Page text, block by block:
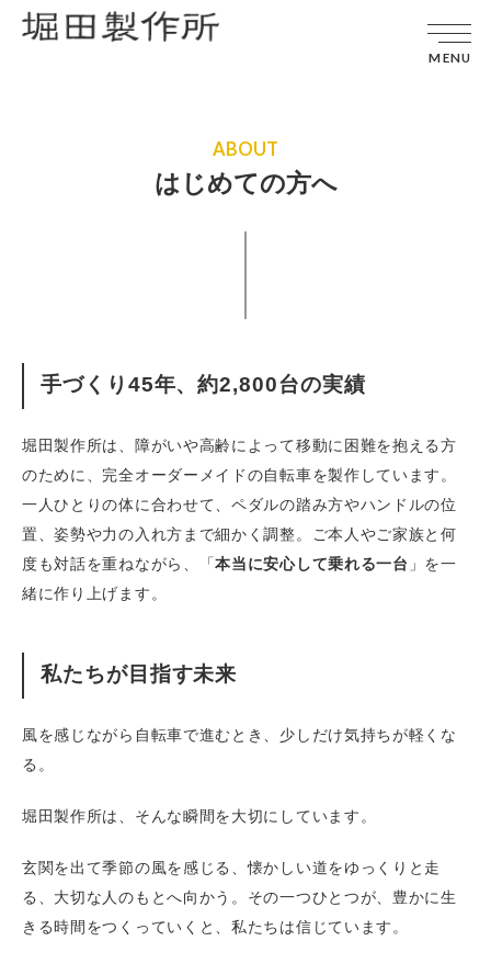
MENU
ABOUT
はじめての方へ
手づくり45年、約2,800台の実績
堀田製作所は、障がいや高齢によって移動に困難を抱える方
のために、完全オーダーメイドの自転車を製作しています。
一人ひとりの体に合わせて、ペダルの踏み方やハンドルの位
置、姿勢や力の入れ方まで細かく調整。ご本人やご家族と何
度も対話を重ねながら、「本当に安心して乗れる一台 」を一
緒に作り上げます。
私たちが目指す未来
風を感じながら自転車で進むとき、少しだけ気持ちが軽くな
る。
堀田製作所は、そんな瞬間を大切にしています。
玄関を出て季節の風を感じる、懐かしい道をゆっくりと走
る、大切な人のもとへ向かう。その一つひとつが、豊かに生
きる時間をつくっていくと、私たちは信じています。